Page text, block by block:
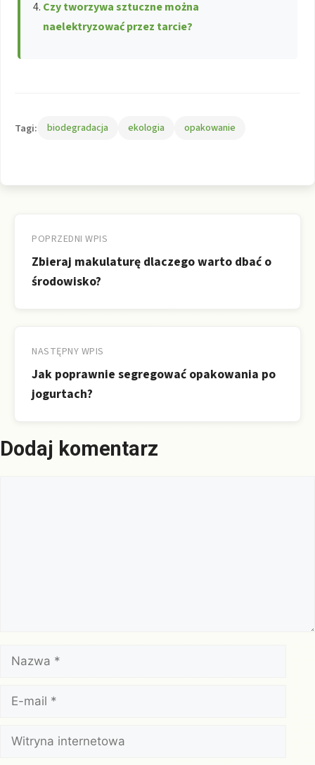
Czy tworzywa sztuczne można
naelektryzować przez tarcie?
Tagi: biodegradacja ekologia opakowanie
wpisu
POPRZEDNI WPIS
Zbieraj makulaturę dlaczego warto dbać o
środowisko?
NASTĘPNY WPIS
Jak poprawnie segregować opakowania po
jogurtach?
Dodaj komentarz
Nazwa
mail
Witryna
internetowa